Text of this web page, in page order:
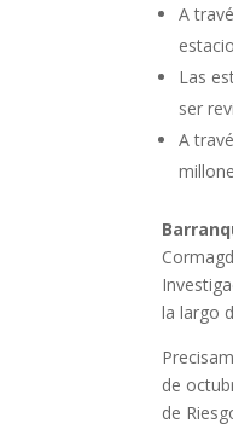
A
Las
ser
A
la largo
de
de